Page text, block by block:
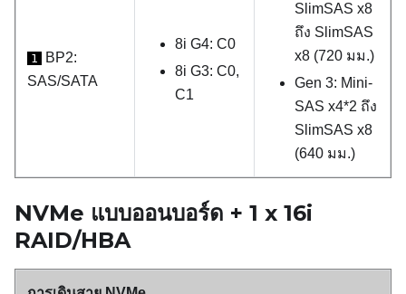
1
BP2:
SAS/SATA
8i G4: C0
8i G3: C0,
C1
SlimSAS x8
ถึง SlimSAS
x8 (720 มม.)
Gen 3: Mini-
SAS x4*2 ถึง
SlimSAS x8
(640 มม.)
NVMe แบบออนบอร์ด + 1 x 16i
RAID/HBA